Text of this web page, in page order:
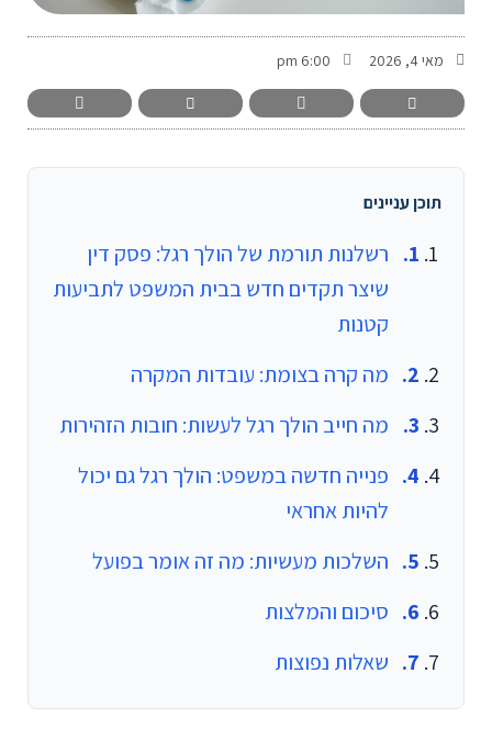
מאי 4, 2026 6:00 pm
תוכן עניינים
רשלנות תורמת של הולך רגל: פסק דין
שיצר תקדים חדש בבית המשפט לתביעות
קטנות
מה קרה בצומת: עובדות המקרה
מה חייב הולך רגל לעשות: חובות הזהירות
פנייה חדשה במשפט: הולך רגל גם יכול
להיות אחראי
השלכות מעשיות: מה זה אומר בפועל
סיכום והמלצות
שאלות נפוצות